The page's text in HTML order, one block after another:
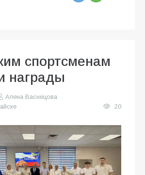
спортсменам
награды
Алена Васнецова
20